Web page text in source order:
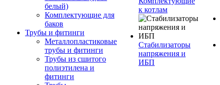
белый)
Комплектующие для
баков
Трубы и фитинги
Металлопластиковые
трубы и фитинги
Трубы из сшитого
полиэтилена и
фитинги
к котлам
Стабилизаторы
напряжения и
ИБП